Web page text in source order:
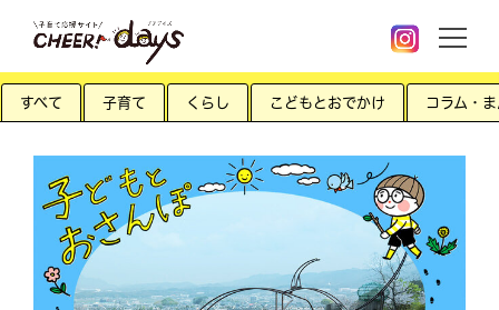
すべて 子育て くらし こどもとおでかけ コラム・